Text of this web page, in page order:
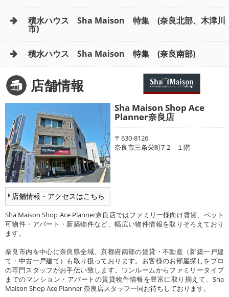
積水ハウス Sha Maison 特集 (奈良北部、木津川
市)
積水ハウス Sha Maison 特集 (奈良南部)
店舗情報
店舗情報・アクセスはこちら
Sha Maison Shop Ace
Planner奈良店
〒630-8126
奈良市三条栄町7-2 １階
Sha Maison Shop Ace Planner奈良店ではファミリー様向け賃貸、ペット
可物件・アパート・新築物件など、幅広い物件情報を取りそろえており
ます。
奈良市内を中心に奈良県全域、京都府南部の賃貸・不動産（新築一戸建
て・中古一戸建て）も取り扱っております。お客様のお部屋探しをプロ
の専門スタッフがお手伝い致します。ワンルームからファミリータイプ
までのマンション・アパートの賃貸物件情報を豊富に取り揃えて、Sha
Maison Shop Ace Planner 奈良店スタッフ一同お待ちしております。